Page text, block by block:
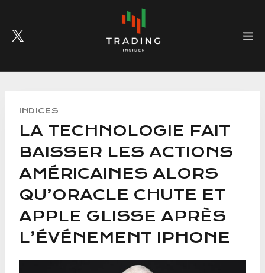
content
INDICES
LA TECHNOLOGIE FAIT
BAISSER LES ACTIONS
AMÉRICAINES ALORS
QU’ORACLE CHUTE ET
APPLE GLISSE APRÈS
L’ÉVÉNEMENT IPHONE